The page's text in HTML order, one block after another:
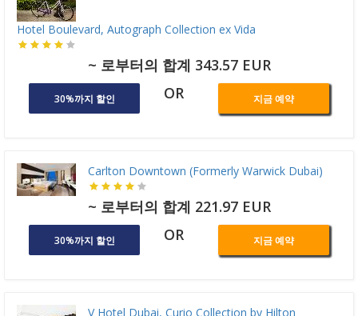
Hotel Boulevard, Autograph Collection ex Vida
~ 로부터의 합계 343.57 EUR
30%까지 할인 OR 지금 예약
Carlton Downtown (Formerly Warwick Dubai)
~ 로부터의 합계 221.97 EUR
30%까지 할인 OR 지금 예약
V Hotel Dubai, Curio Collection by Hilton